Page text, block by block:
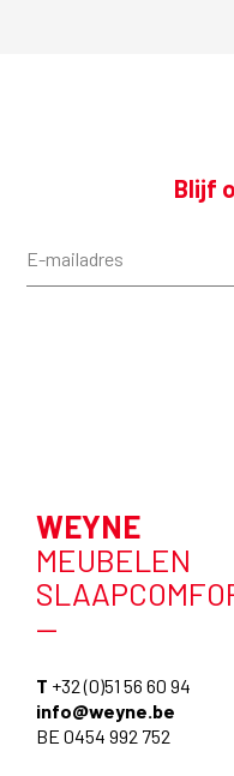
Blijf
WEYNE
MEUBELEN
—
T +32 (0)51 56 60 94
info@weyne.be
BE 0454 992 752